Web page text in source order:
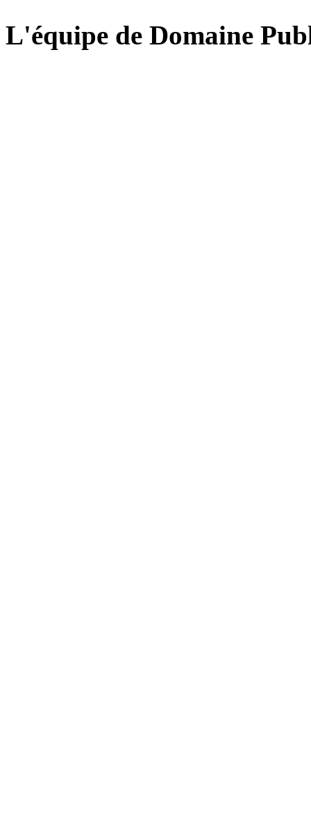
L'équipe de Domaine